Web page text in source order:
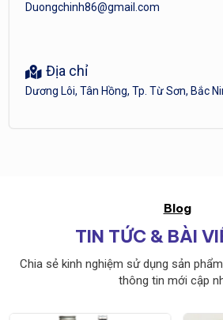
Duongchinh86@gmail.com
Địa chỉ
Dương Lôi, Tân Hồng, Tp. Từ Sơn, Bắc
Blog
TIN TỨC & BÀI
Chia sẻ kinh nghiệm sử dụng sản
thông tin mới cập